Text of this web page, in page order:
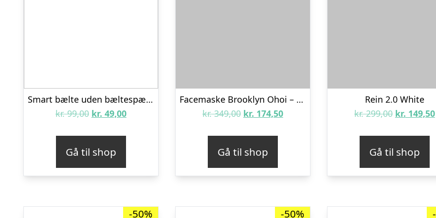
Smart bælte uden bæltespænde – Grå
kr.99,00 Den
var:
kr. 99,00.
kr. 49,00Den
kr. 49,00.
Gå til shop
Facemaske Brooklyn Ohoi – Red
kr.349,00 Den
var:
kr. 349,00.
kr. 174,50Den
kr. 174,50.
Gå til shop
Rein 2.0 White
kr.299,00 Den
var:
kr. 299,00.
kr. 149,50
Gå til shop
-50% -50%